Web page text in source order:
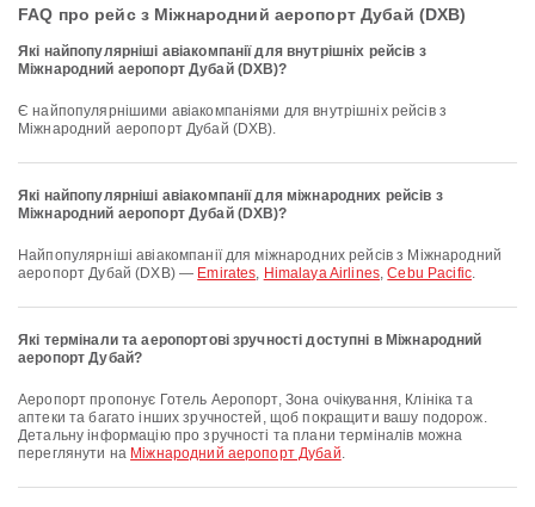
FAQ про рейс з Міжнародний аеропорт Дубай (DXB)
Які найпопулярніші авіакомпанії для внутрішніх рейсів з
Міжнародний аеропорт Дубай (DXB)?
є найпопулярнішими авіакомпаніями для внутрішніх рейсів з
Міжнародний аеропорт Дубай (DXB).
Які найпопулярніші авіакомпанії для міжнародних рейсів з
Міжнародний аеропорт Дубай (DXB)?
Найпопулярніші авіакомпанії для міжнародних рейсів з Міжнародний
аеропорт Дубай (DXB) — Emirates, Himalaya Airlines,Cebu Pacific.
Які термінали та аеропортові зручності доступні в Міжнародний
аеропорт Дубай?
Аеропорт пропонує Готель Аеропорт, Зона очікування, Клініка та
аптеки та багато інших зручностей, щоб покращити вашу подорож.
Детальну інформацію про зручності та плани терміналів можна
переглянути на Міжнародний аеропорт Дубай.